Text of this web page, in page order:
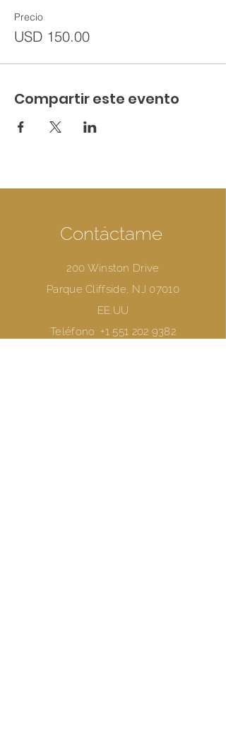
Precio
USD 150.00
Compartir este evento
Contáctame
200 Winston Drive
Parque Cliffside, NJ 07010
EE.UU
Teléfono +1 551 202 9382